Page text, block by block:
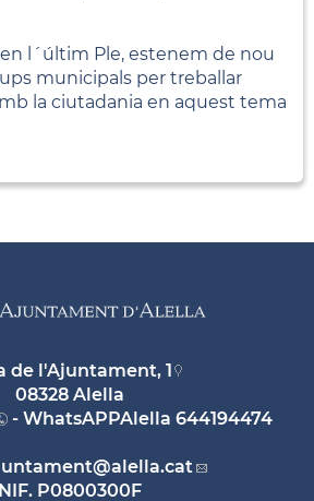
l´últim Ple, estenem de nou
municipals per treballar
la ciutadania en aquest tema
de l'Ajuntament, 1
08328 Alella
- WhatsAPPAlella 644194474
@alella.cat
NIF. P0800300F